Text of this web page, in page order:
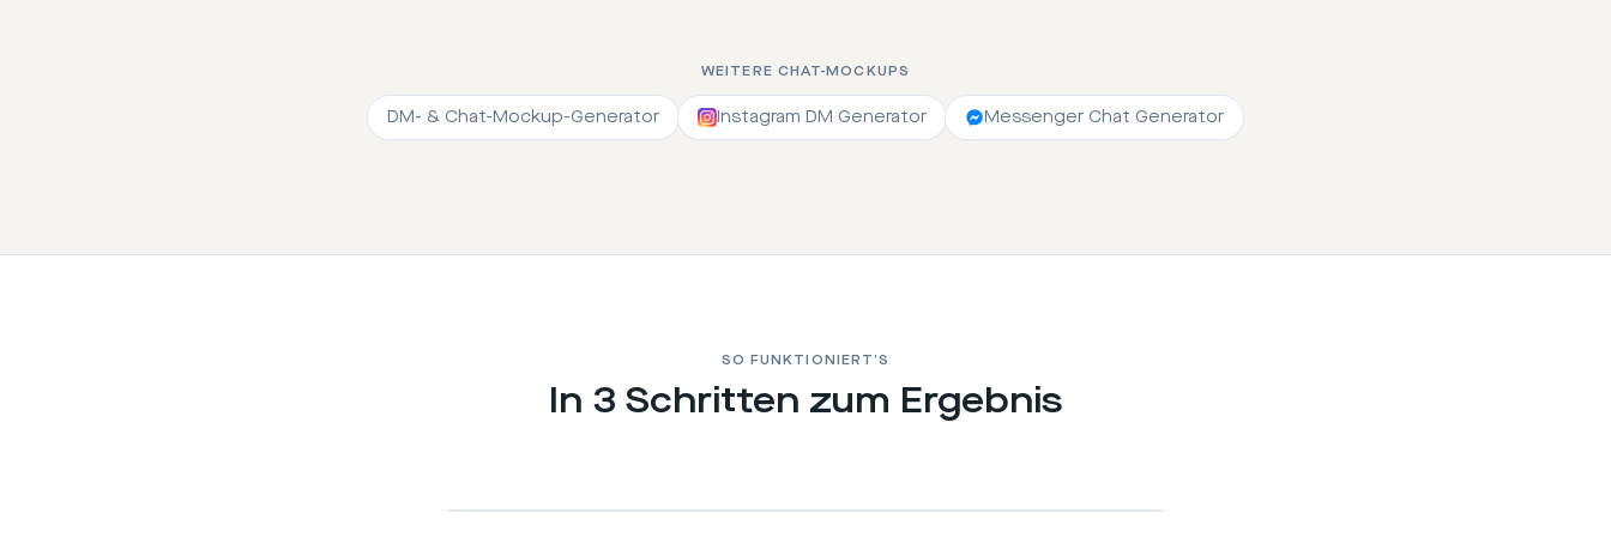
WEITERE CHAT-MOCKUPS
DM- & Chat-Mockup-Generator Instagram DM Generator Messenger Chat Generator
SO FUNKTIONIERT’S
In 3 Schritten zum Ergebnis